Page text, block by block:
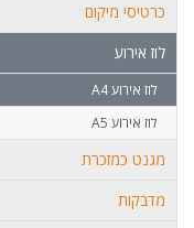
כרטיסי מיקום
לוז אירוע
לוז אירוע A4
לוז אירוע A5
מגנט כמזכרת
מדבקות